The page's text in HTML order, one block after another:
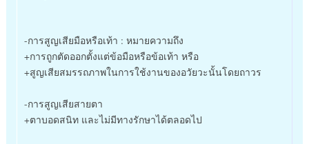
-การสูญเสียมือหรือเท้า : หมายความถึง
+การถูกตัดออกตั้งแต่ข้อมือหรือข้อเท้า หรือ
+สูญเสียสมรรถภาพในการใช้งานของอวัยวะนั้นโดยถาวร
-การสูญเสียสายตา
+ตาบอดสนิท และไม่มีทางรักษาได้ตลอดไป